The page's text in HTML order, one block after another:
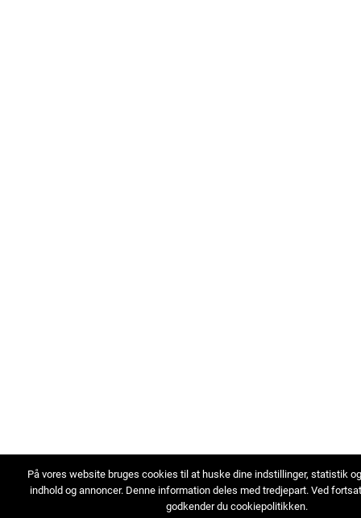
På vores website bruges cookies til at huske dine indstillinger, statistik
indhold og annoncer. Denne information deles med tredjepart. Ved
godkender du cookiepolitikken.